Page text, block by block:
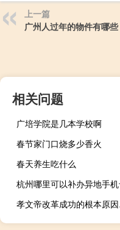
上一篇
广州人过年的物件有哪些
相关问题
广培学院是几本学校啊
春节家门口烧多少香火
春天养生吃什么
杭州哪里可以补办异地手
孝